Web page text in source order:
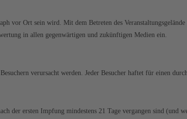
vor Ort sein wird. Mit dem Betreten des
in allen gegenwärtigen und zukünftigen Medien ein.
verursacht werden. Jeder Besucher haftet für einen
der ersten Impfung mindestens 21 Tage vergangen sind (und